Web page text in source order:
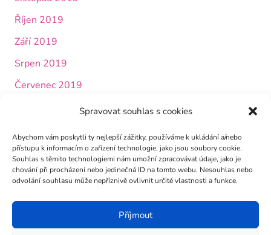
Spravovat souhlas s cookies
Abychom vám poskytli ty nejlepší zážitky, používáme k ukládání a/nebo
přístupu k informacím o zařízení technologie, jako jsou soubory cookie.
Souhlas s těmito technologiemi nám umožní zpracovávat údaje, jako je
chování při procházení nebo jedinečná ID na tomto webu. Nesouhlas nebo
odvolání souhlasu může nepříznivě ovlivnit určité vlastnosti a funkce.
Příjmout
Říjen 2019
Září 2019
Srpen 2019
Červenec 2019
Duben 2019
Březen 2019